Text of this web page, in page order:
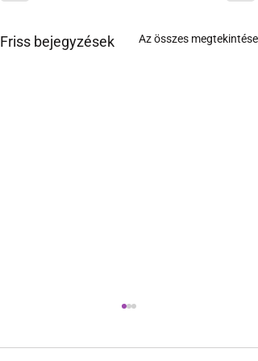
Friss bejegyzések Az összes megtekintése